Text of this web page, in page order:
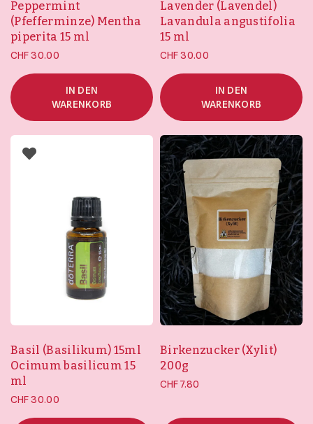
Peppermint
(Pfefferminze) Mentha
piperita 15 ml
CHF30.00
IN DEN
WARENKORB
Lavender (Lavendel)
Lavandula angustifolia
15 ml
CHF30.00
IN DEN
WARENKORB
Basil (Basilikum) 15ml
Ocimum basilicum 15
ml
CHF30.00
Birkenzucker (Xylit)
200g
CHF7.80